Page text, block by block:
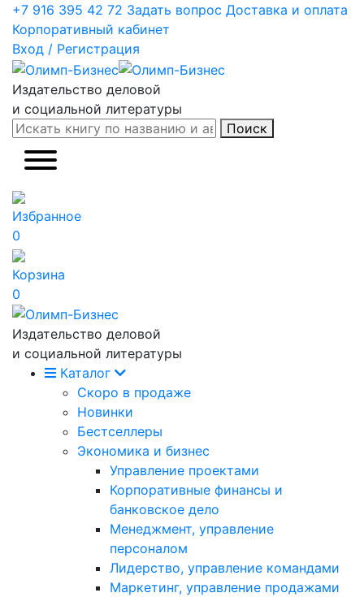
+7 916 395 42 72 Задать вопрос Доставка и оплата
Корпоративный кабинет
Вход / Регистрация
Издательство деловой
и социальной литературы
Поиск
Избранное
0
Корзина
0
Издательство деловой
и социальной литературы
Каталог
Скоро в продаже
Новинки
Бестселлеры
Экономика и бизнес
Управление проектами
Корпоративные финансы и
банковское дело
Менеджмент, управление
персоналом
Лидерство, управление командами
Маркетинг, управление продажами